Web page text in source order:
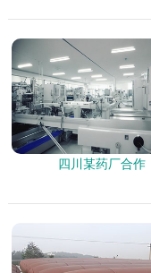
四川某药厂合作